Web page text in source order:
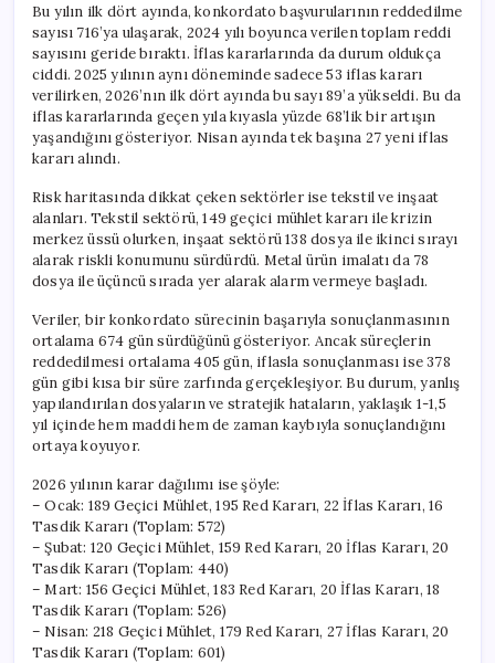
Bu yılın ilk dört ayında, konkordato başvurularının reddedilme
sayısı 716’ya ulaşarak, 2024 yılı boyunca verilen toplam reddi
sayısını geride bıraktı. İflas kararlarında da durum oldukça
ciddi. 2025 yılının aynı döneminde sadece 53 iflas kararı
verilirken, 2026’nın ilk dört ayında bu sayı 89’a yükseldi. Bu da
iflas kararlarında geçen yıla kıyasla yüzde 68’lik bir artışın
yaşandığını gösteriyor. Nisan ayında tek başına 27 yeni iflas
kararı alındı.
Risk haritasında dikkat çeken sektörler ise tekstil ve inşaat
alanları. Tekstil sektörü, 149 geçici mühlet kararı ile krizin
merkez üssü olurken, inşaat sektörü 138 dosya ile ikinci sırayı
alarak riskli konumunu sürdürdü. Metal ürün imalatı da 78
dosya ile üçüncü sırada yer alarak alarm vermeye başladı.
Veriler, bir konkordato sürecinin başarıyla sonuçlanmasının
ortalama 674 gün sürdüğünü gösteriyor. Ancak süreçlerin
reddedilmesi ortalama 405 gün, iflasla sonuçlanması ise 378
gün gibi kısa bir süre zarfında gerçekleşiyor. Bu durum, yanlış
yapılandırılan dosyaların ve stratejik hataların, yaklaşık 1-1,5
yıl içinde hem maddi hem de zaman kaybıyla sonuçlandığını
ortaya koyuyor.
2026 yılının karar dağılımı ise şöyle:
– Ocak: 189 Geçici Mühlet, 195 Red Kararı, 22 İflas Kararı, 16
Tasdik Kararı (Toplam: 572)
– Şubat: 120 Geçici Mühlet, 159 Red Kararı, 20 İflas Kararı, 20
Tasdik Kararı (Toplam: 440)
– Mart: 156 Geçici Mühlet, 183 Red Kararı, 20 İflas Kararı, 18
Tasdik Kararı (Toplam: 526)
– Nisan: 218 Geçici Mühlet, 179 Red Kararı, 27 İflas Kararı, 20
Tasdik Kararı (Toplam: 601)